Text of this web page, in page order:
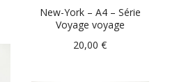
New-York – A4 – Série
Voyage voyage
20,00€